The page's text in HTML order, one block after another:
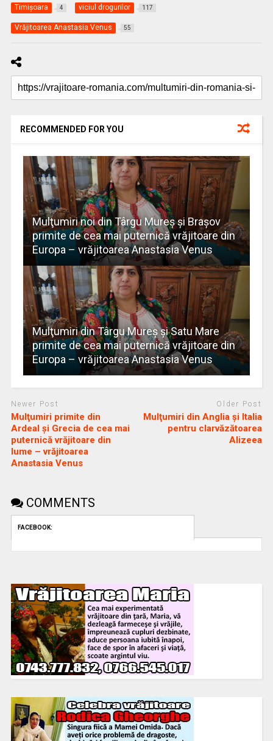
Timişoara 4 viciul drogurilor 117
Vrăjitoarea Anastasia Venus 55
RECOMMENDED FOR YOU
Mulţumiri noi din Târgu Mureș și Brașov
primite de cea mai puternică vrăjitoare din
Europa – vrăjitoarea Anastasia Venus
Mulţumiri din Târgu Mureș și Satu Mare
primite de cea mai puternică vrăjitoare din
Europa – vrăjitoarea Anastasia Venus
Newer Post
Mulţumiri primite din
Ardeal și Grecia de cea mai
puternică vrăjitoare din
lume – vrăjitoarea
Anastasia Venus
Older Post
Mulţumiri din Anglia și Italia
pentru clarvăzătoarea
Alizeea
COMMENTS
FACEBOOK: